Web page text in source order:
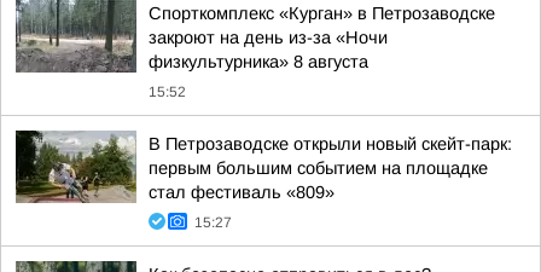
Спорткомплекс «Курган» в Петрозаводске
закроют на день из-за «Ночи
физкультурника» 8 августа
15:52
В Петрозаводске открыли новый скейт-парк:
первым большим событием на площадке
стал фестиваль «809»
15:27